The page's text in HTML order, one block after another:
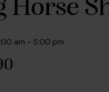
Horse
am - 5:00 pm